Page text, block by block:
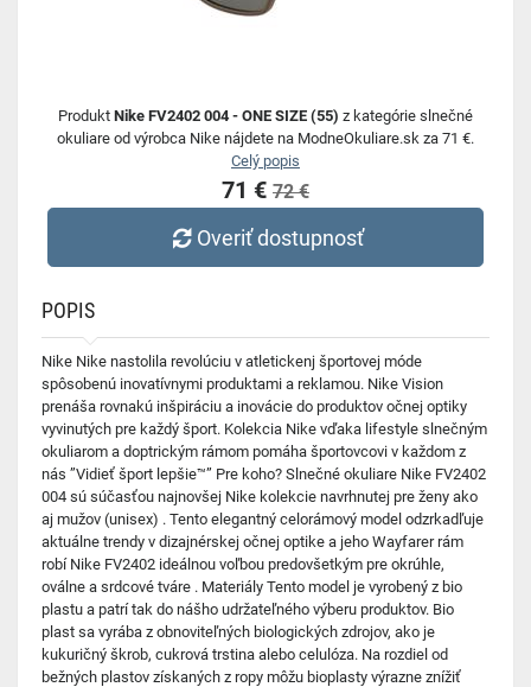
Produkt Nike FV2402 004 - ONE SIZE (55) z kategórie slnečné
okuliare od výrobca Nike nájdete na ModneOkuliare.sk za 71 €.
Celý popis
71 € 72 €
Overiť dostupnosť
POPIS
Nike Nike nastolila revolúciu v atletickenj športovej móde
spôsobenú inovatívnymi produktami a reklamou. Nike Vision
prenáša rovnakú inšpiráciu a inovácie do produktov očnej optiky
vyvinutých pre každý šport. Kolekcia Nike vďaka lifestyle slnečným
okuliarom a doptrickým rámom pomáha športovcovi v každom z
nás ”Vidieť šport lepšie™” Pre koho? Slnečné okuliare Nike FV2402
004 sú súčasťou najnovšej Nike kolekcie navrhnutej pre ženy ako
aj mužov (unisex) . Tento elegantný celorámový model odzrkadľuje
aktuálne trendy v dizajnérskej očnej optike a jeho Wayfarer rám
robí Nike FV2402 ideálnou voľbou predovšetkým pre okrúhle,
oválne a srdcové tváre . Materiály Tento model je vyrobený z bio
plastu a patrí tak do nášho udržateľného výberu produktov. Bio
plast sa vyrába z obnoviteľných biologických zdrojov, ako je
kukuričný škrob, cukrová trstina alebo celulóza. Na rozdiel od
bežných plastov získaných z ropy môžu bioplasty výrazne znížiť